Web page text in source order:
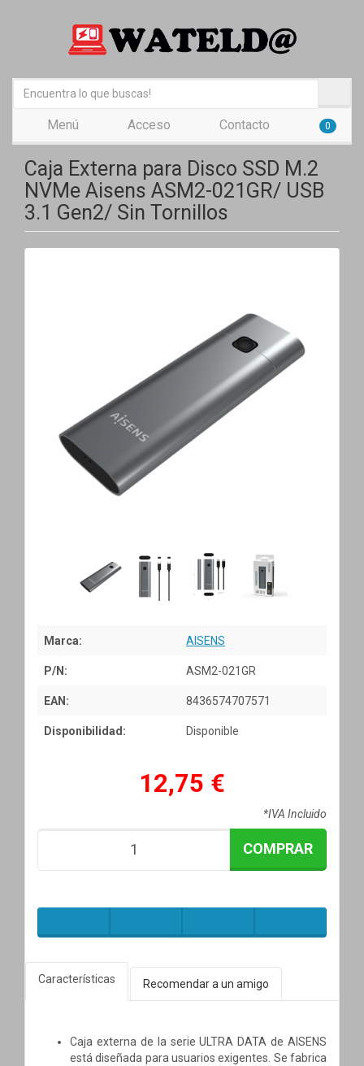
Menú Acceso Contacto 0
Caja Externa para Disco SSD M.2
NVMe Aisens ASM2-021GR/ USB
3.1 Gen2/ Sin Tornillos
Marca: AISENS
P/N: ASM2-021GR
EAN: 8436574707571
Disponibilidad: Disponible
12,75 €
*IVA Incluido
COMPRAR
Características Recomendar a un amigo
Caja externa de la serie ULTRA DATA de AISENS
está diseñada para usuarios exigentes. Se fabrica